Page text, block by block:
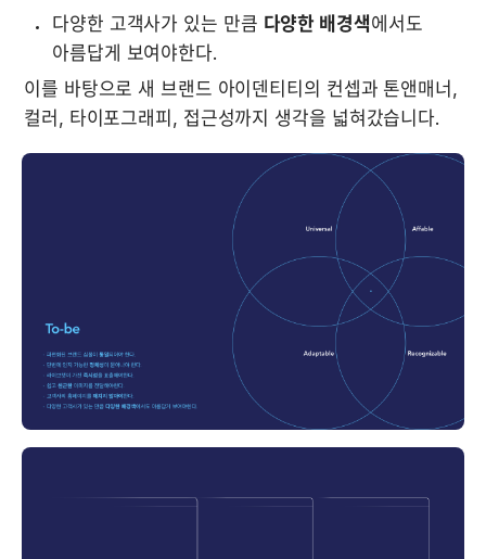
다양한 고객사가 있는 만큼 다양한 배경색에서도
아름답게 보여야한다.
이를 바탕으로 새 브랜드 아이덴티티의 컨셉과 톤앤매너,
컬러, 타이포그래피, 접근성까지 생각을 넓혀갔습니다.